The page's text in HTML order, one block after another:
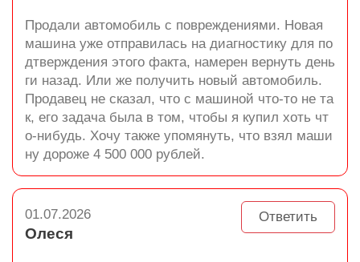
Продали автомобиль с повреждениями. Новая
машина уже отправилась на диагностику для по
дтверждения этого факта, намерен вернуть день
ги назад. Или же получить новый автомобиль.
Продавец не сказал, что с машиной что-то не та
к, его задача была в том, чтобы я купил хоть чт
о-нибудь. Хочу также упомянуть, что взял маши
ну дороже 4 500 000 рублей.
Ответить
01.07.2026
Олеся